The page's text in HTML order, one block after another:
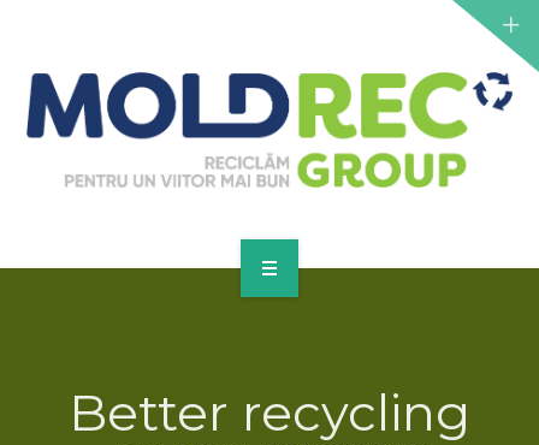
SERVICII
PUNCTE DE COLECTARE
NOUTĂȚIBetter recycling